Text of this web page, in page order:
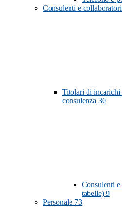
Consulenti e collaboratori
Titolari di incarichi
consulenza 30
Consulenti
tabelle) 9
Personale 73